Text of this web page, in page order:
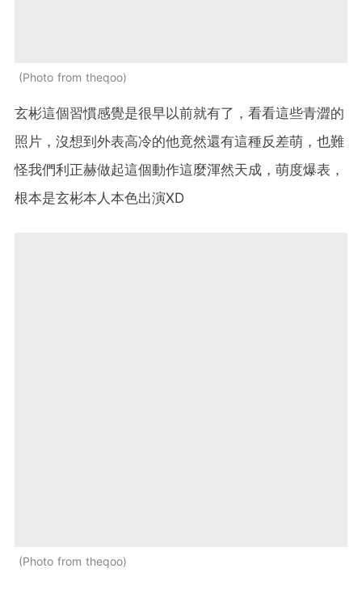
Photo from theqoo
玄彬這個習慣感覺是很早以前就有了，看看這些青澀的
照片，沒想到外表高冷的他竟然還有這種反差萌，也難
怪我們利正赫做起這個動作這麼渾然天成，萌度爆表，
根本是玄彬本人本色出演XD
Photo from theqoo